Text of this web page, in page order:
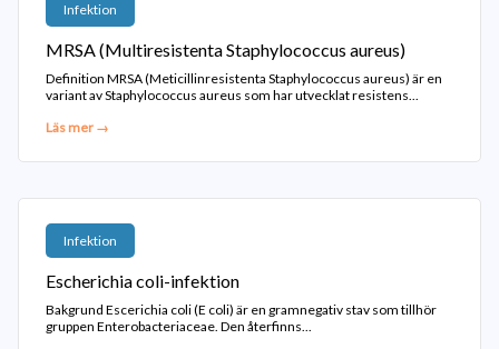
Infektion
MRSA (Multiresistenta Staphylococcus aureus)
Definition MRSA (Meticillinresistenta Staphylococcus aureus) är en
variant av Staphylococcus aureus som har utvecklat resistens...
Läs mer →
Infektion
Escherichia coli-infektion
Bakgrund Escerichia coli (E coli) är en gramnegativ stav som tillhör
gruppen Enterobacteriaceae. Den återfinns...